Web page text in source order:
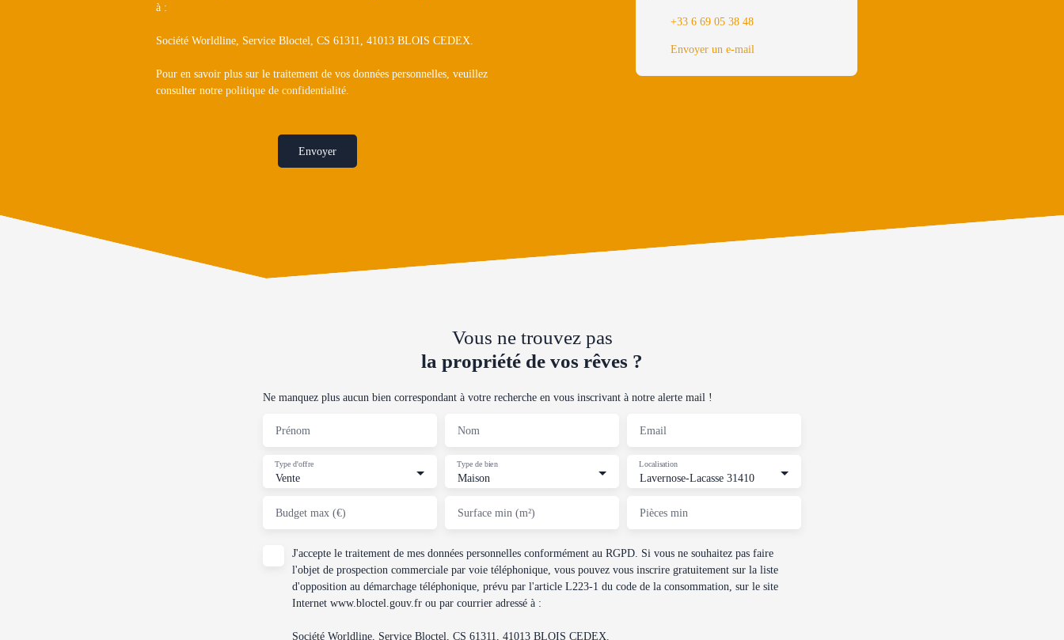
à :
Société Worldline, Service Bloctel, CS 61311, 41013 BLOIS CEDEX.
Pour en savoir plus sur le traitement de vos données personnelles, veuillez
consulter notre politique de confidentialité
Envoyer
+33 6 69 05 38 48
Envoyer un e-mail
Vous ne trouvez pas
la propriété de vos rêves ?
Ne manquez plus aucun bien correspondant à votre recherche en vous inscrivant à notre alerte mail !
Prénom Nom Email
Vente
Type d'offre
Maison
Type de bien
Lavernose-Lacasse 31410
Localisation
Budget max (€) Surface min (m²) Pièces min
J'accepte le traitement de mes données personnelles conformément au RGPD. Si vous ne souhaitez pas faire
l'objet de prospection commerciale par voie téléphonique, vous pouvez vous inscrire gratuitement sur la liste
d'opposition au démarchage téléphonique, prévu par l'article L223-1 du code de la consommation, sur le site
Internet www.bloctel.gouv.fr ou par courrier adressé à :
Société Worldline, Service Bloctel, CS 61311, 41013 BLOIS CEDEX.